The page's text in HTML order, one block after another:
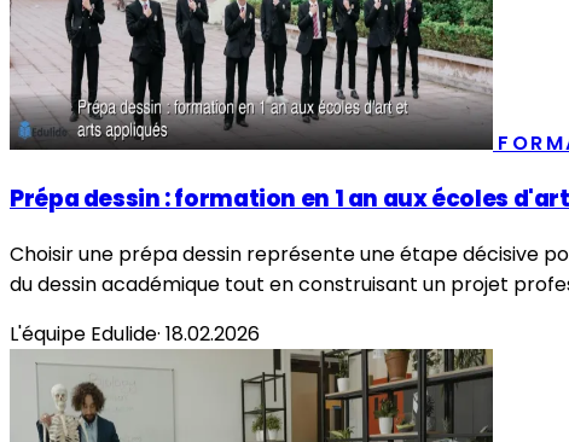
Prépa dessin : formation en 1 an aux écoles
Choisir une prépa dessin représente une étape décisive
du dessin académique tout en construisant un projet
L'équipe Edulide· 18.02.2026